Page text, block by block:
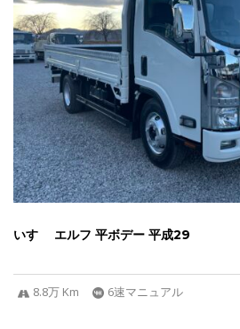
いすゞ エルフ 平ボデー 平成29
8.8万 Km 6速マニュアル